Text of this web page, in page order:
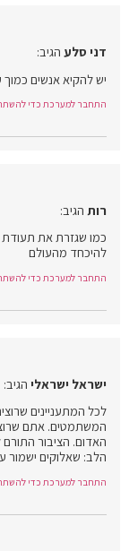
דני סלע הגיב:
יש להקיא אנשים
התחבר למערכת כדי
רות הגיב:
כמו שגזרת את תעודת
להיכחד מהעולם
התחבר למערכת כדי
ישראל ישראלי הגיב:
לכל המתעניינים
המשתמטים. אתם
האדום. הציבור
הלב: שאלוקים ישמור
התחבר למערכת כדי